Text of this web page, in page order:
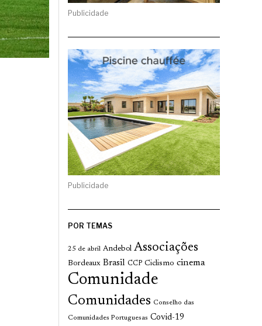
Publicidade
Publicidade
POR TEMAS
25 de abril Andebol Associações
Bordeaux Brasil CCP Ciclismo cinema
Comunidade
Comunidades Conselho das
Comunidades Portuguesas Covid-19